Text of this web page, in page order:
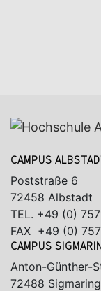
CAMPUS
Poststraße 6
72458 Albstadt
TEL. +49 (0)
FAX +49 (0)
CAMPUS
Anton-Günther-
72488